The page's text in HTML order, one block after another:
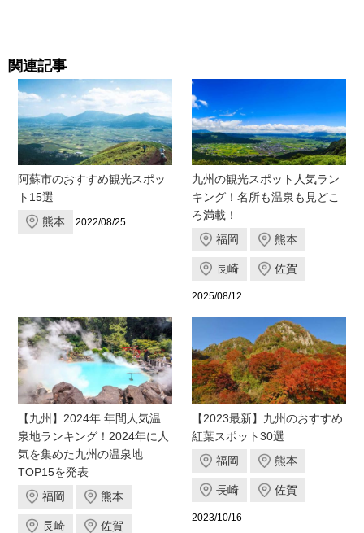
関連記事
阿蘇市のおすすめ観光スポッ
ト15選
熊本
2022/08/25
九州の観光スポット人気ラン
キング！名所も温泉も見どこ
ろ満載！
福岡
熊本
長崎 佐賀
2025/08/12
【九州】2024年 年間人気温
泉地ランキング！2024年に人
気を集めた九州の温泉地
TOP15を発表
福岡
熊本
長崎 佐賀
【2023最新】九州のおすすめ
紅葉スポット30選
福岡
熊本
長崎 佐賀
2023/10/16